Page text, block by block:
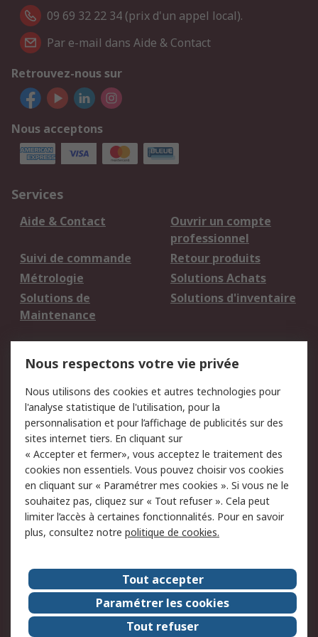
09 69 32 22 34 (prix d'un appel local).
Par e-mail dans Aide & Contact
Retrouvez-nous sur
Nous acceptons
Services
Aide & Contact
Ouvrir un compte
professionnel
Suivi de commande
Retour produits
Métrologie
Solutions Achats
Solutions de
Maintenance
Solutions d'inventaire
du site
Politique de protection
des données - Mise à
jour
Sécurité des E-mails
Conditions générales
de vente
Politique anti-
corruption
Campagnes marketing
A propos de RS
A propos de RS France
Evénements
Le groupe RS Group Plc
Presse
RS dans le monde
Démarche RSE
Nous rejoindre
RS Particuliers
Nous respectons votre vie privée
Nous utilisons des cookies et autres technologies pour
l'analyse statistique de l'utilisation, pour la
personnalisation et pour l’affichage de publicités sur des
sites internet tiers. En cliquant sur
« Accepter et fermer», vous acceptez le traitement des
cookies non essentiels. Vous pouvez choisir vos cookies
en cliquant sur « Paramétrer mes cookies ». Si vous ne le
souhaitez pas, cliquez sur « Tout refuser ». Cela peut
limiter l’accès à certaines fonctionnalités. Pour en savoir
plus, consultez notre politique de cookies.
Tout accepter
Paramétrer les cookies
Tout refuser